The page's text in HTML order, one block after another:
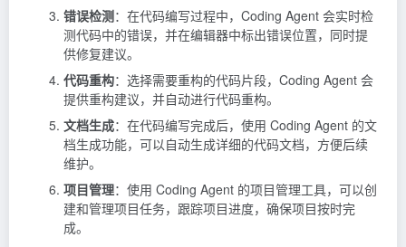
错误检测：在代码编写过程中，Coding Agent 会实时检
测代码中的错误，并在编辑器中标出错误位置，同时提
供修复建议。
代码重构：选择需要重构的代码片段，Coding Agent 会
提供重构建议，并自动进行代码重构。
文档生成：在代码编写完成后，使用 Coding Agent 的文
档生成功能，可以自动生成详细的代码文档，方便后续
维护。
项目管理：使用 Coding Agent 的项目管理工具，可以创
建和管理项目任务，跟踪项目进度，确保项目按时完
成。